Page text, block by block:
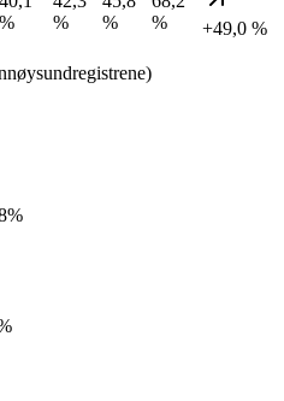
%
%
%
%
+49,0 %